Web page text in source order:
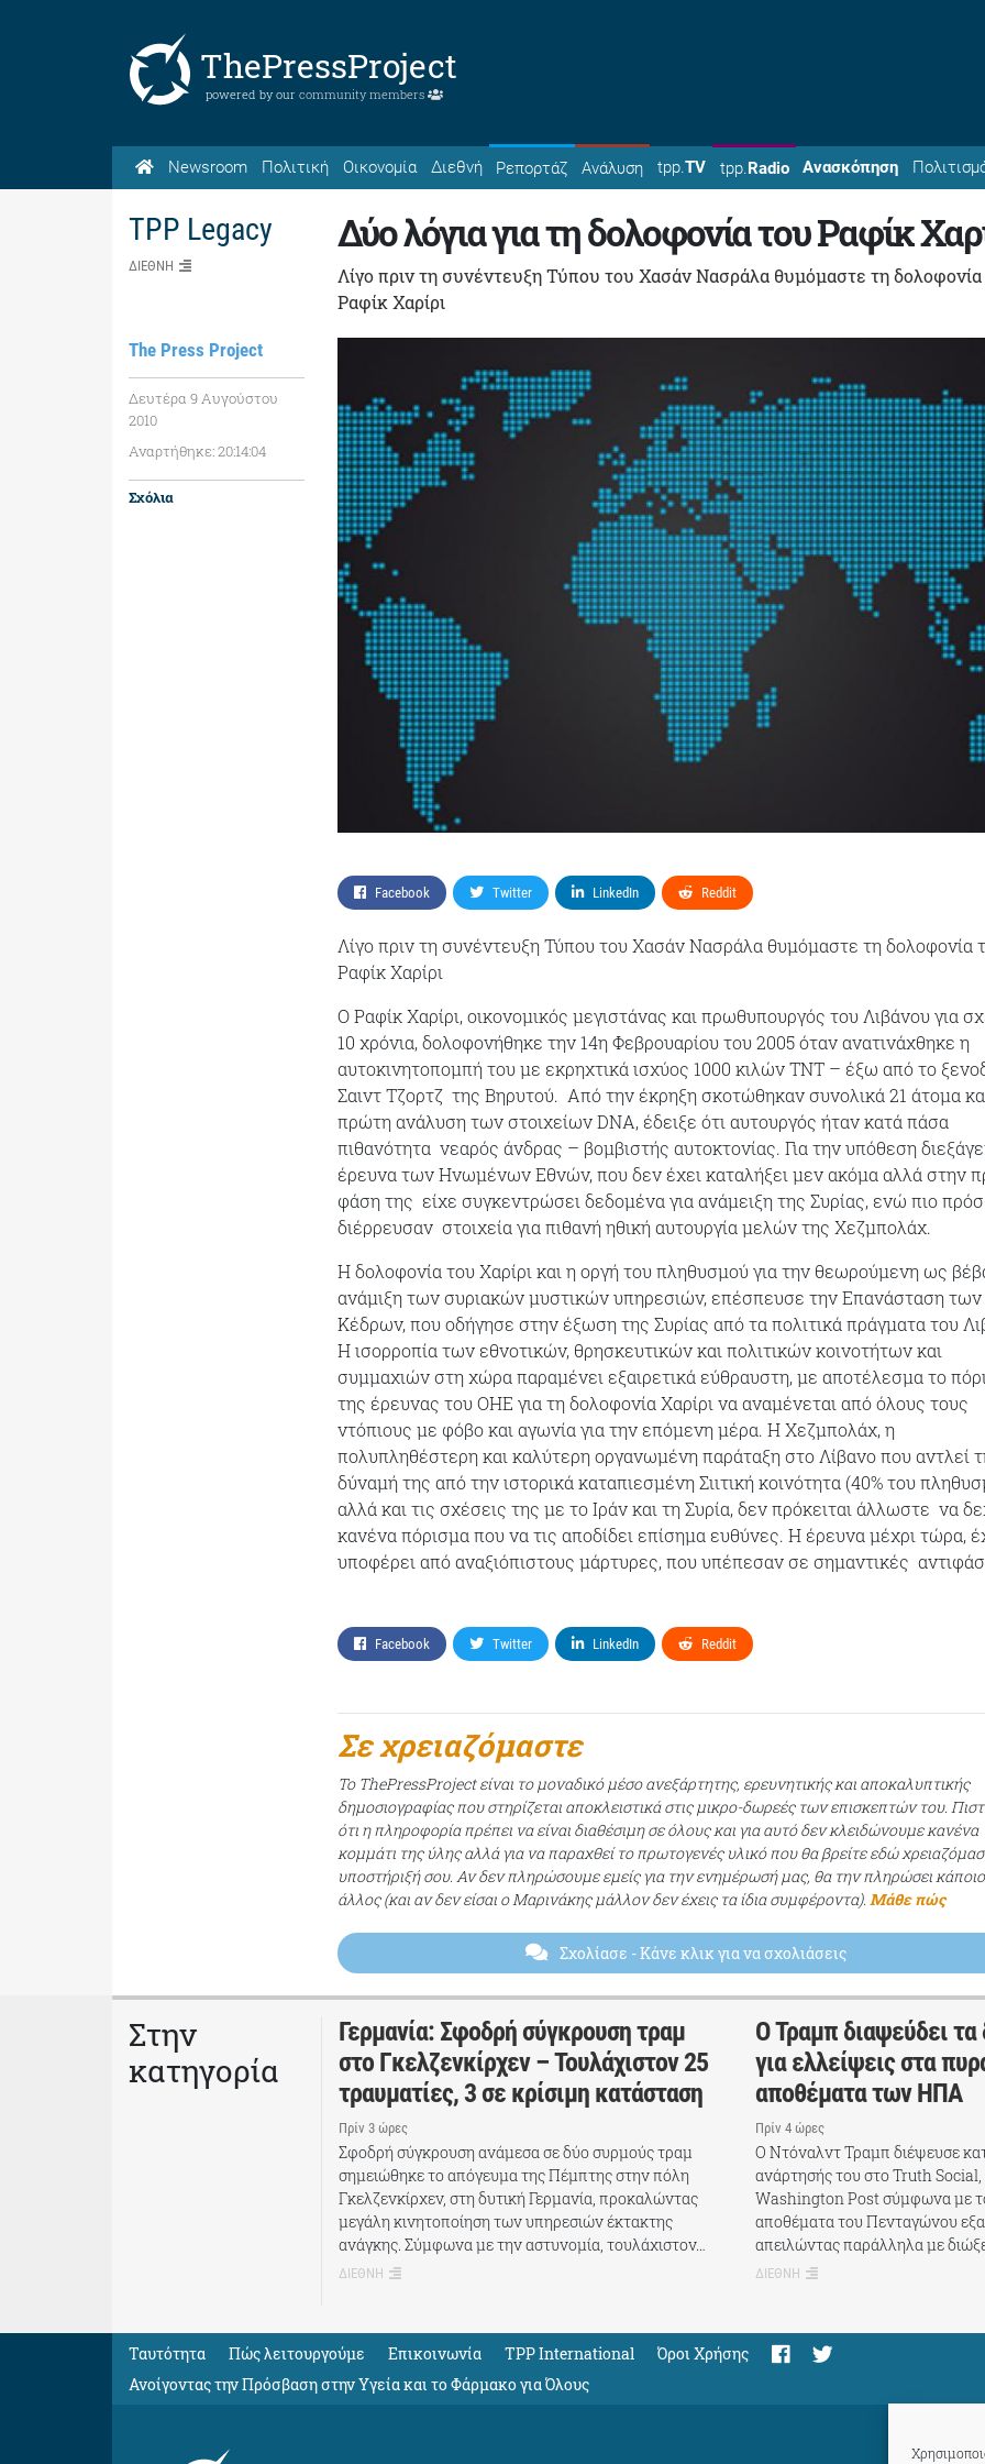
ThePressProject
powered by our community members
Newsroom Πολιτική Οικονομία Διεθνή Ρεπορτάζ Ανάλυση tpp.TV tpp.Radio Ανασκόπηση
TPP Legacy
ΔΙΕΘΝΗ
The Press Project
Δευτέρα 9 Αυγούστου
2010
Αναρτήθηκε: 20:14:04
Σχόλια
Δύο λόγια για τη δολοφονία του Ραφίκ
Λίγο πριν τη συνέντευξη Τύπου του Χασάν Νασράλα θυμόμαστε τη
Ραφίκ Χαρίρι
Facebook Twitter LinkedIn Reddit
Λίγο πριν τη συνέντευξη Τύπου του Χασάν Νασράλα θυμόμαστε τη δολοφονία
Ραφίκ Χαρίρι
Ο Ραφίκ Χαρίρι, οικονομικός μεγιστάνας και πρωθυπουργός του Λιβάνου για
10 χρόνια, δολοφονήθηκε την 14η Φεβρουαρίου του 2005 όταν ανατινάχθηκε η
αυτοκινητοπομπή του με εκρηχτικά ισχύος 1000 κιλών ΤΝΤ – έξω από το
Σαιντ Τζορτζ της Βηρυτού. Από την έκρηξη σκοτώθηκαν συνολικά 21 άτομα
πρώτη ανάλυση των στοιχείων DNA, έδειξε ότι αυτουργός ήταν κατά πάσα
πιθανότητα νεαρός άνδρας – βομβιστής αυτοκτονίας. Για την υπόθεση
έρευνα των Ηνωμένων Εθνών, που δεν έχει καταλήξει μεν ακόμα αλλά στην
φάση της είχε συγκεντρώσει δεδομένα για ανάμειξη της Συρίας, ενώ πιο
διέρρευσαν στοιχεία για πιθανή ηθική αυτουργία μελών της Χεζμπολάχ.
Η δολοφονία του Χαρίρι και η οργή του πληθυσμού για την θεωρούμενη ως
ανάμιξη των συριακών μυστικών υπηρεσιών, επέσπευσε την Επανάσταση των
Κέδρων, που οδήγησε στην έξωση της Συρίας από τα πολιτικά πράγματα του
Η ισορροπία των εθνοτικών, θρησκευτικών και πολιτικών κοινοτήτων και
συμμαχιών στη χώρα παραμένει εξαιρετικά εύθραυστη, με αποτέλεσμα το
της έρευνας του ΟΗΕ για τη δολοφονία Χαρίρι να αναμένεται από όλους τους
ντόπιους με φόβο και αγωνία για την επόμενη μέρα. Η Χεζμπολάχ, η
πολυπληθέστερη και καλύτερη οργανωμένη παράταξη στο Λίβανο που αντλεί
δύναμή της από την ιστορικά καταπιεσμένη Σιιτική κοινότητα (40% του
αλλά και τις σχέσεις της με το Ιράν και τη Συρία, δεν πρόκειται άλλωστε να
κανένα πόρισμα που να τις αποδίδει επίσημα ευθύνες. Η έρευνα μέχρι τώρα,
υποφέρει από αναξιόπιστους μάρτυρες, που υπέπεσαν σε σημαντικές
Facebook Twitter LinkedIn Reddit
Σε χρειαζόμαστε
Το ThePressProject είναι το μοναδικό μέσο ανεξάρτητης, ερευνητικής και αποκαλυπτικής
δημοσιογραφίας που στηρίζεται αποκλειστικά στις μικρο-δωρεές των επισκεπτών του.
ότι η πληροφορία πρέπει να είναι διαθέσιμη σε όλους και για αυτό δεν κλειδώνουμε κανένα
κομμάτι της ύλης αλλά για να παραχθεί το πρωτογενές υλικό που θα βρείτε εδώ
υποστήριξή σου. Αν δεν πληρώσουμε εμείς για την ενημέρωσή μας, θα την πληρώσει
άλλος (και αν δεν είσαι ο Μαρινάκης μάλλον δεν έχεις τα ίδια συμφέροντα). Μάθε πώς
Σχολίασε - Κάνε κλικ για να σχολιάσεις
Στην
κατηγορία
Γερμανία: Σφοδρή σύγκρουση τραμ
στο Γκελζενκίρχεν – Τουλάχιστον 25
τραυματίες, 3 σε κρίσιμη κατάσταση
Πρίν 3 ώρες
Σφοδρή σύγκρουση ανάμεσα σε δύο συρμούς τραμ
σημειώθηκε το απόγευμα της Πέμπτης στην πόλη
Γκελζενκίρχεν, στη δυτική Γερμανία, προκαλώντας
μεγάλη κινητοποίηση των υπηρεσιών έκτακτης
ανάγκης. Σύμφωνα με την αστυνομία, τουλάχιστον…
ΔΙΕΘΝΗ
Ο Τραμπ διαψεύδει τα
για ελλείψεις στα
αποθέματα των ΗΠΑ
Πρίν 4 ώρες
Ο Ντόναλντ Τραμπ διέψευσε
ανάρτησής του στο Truth Social,
Washington Post σύμφωνα με
αποθέματα του Πενταγώνου
απειλώντας παράλληλα με
ΔΙΕΘΝΗ
Ταυτότητα Πώς λειτουργούμε Eπικοινωνία TPP International
Όροι Χρήσης
Ανοίγοντας την Πρόσβαση στην Υγεία και το Φάρμακο για Όλους